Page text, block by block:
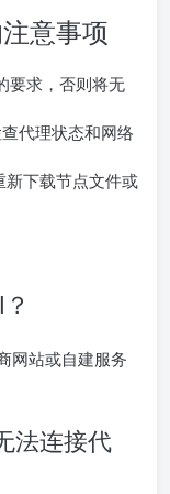
意事项
要求，否则将无
代理状态和网络
新下载节点文件或
网站或自建服务
法连接代